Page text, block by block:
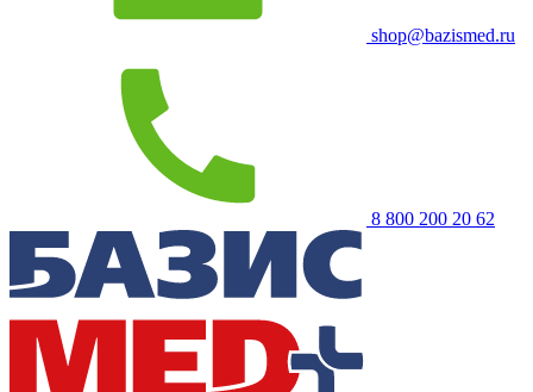
shop@bazismed.ru
8 800 200 20 62